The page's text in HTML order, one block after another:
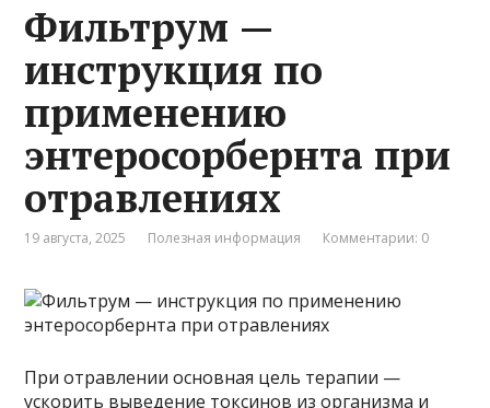
Фильтрум —
инструкция по
применению
энтеросорбернта при
отравлениях
19 августа, 2025 Полезная информация Комментарии: 0
При отравлении основная цель терапии —
ускорить выведение токсинов из организма и